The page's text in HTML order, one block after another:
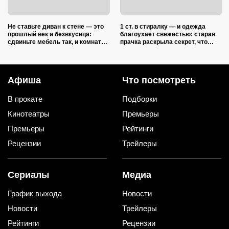
Не ставьте диван к стене — это
прошлый век и безвкусица:
сдвиньте мебель так, и комната
1 ст. в стиралку — и одежда
благоухает свежестью: старая
прачка раскрыла секрет, что
Афиша
В прокате
Кинотеатры
Премьеры
Рецензии
Что посмотреть
Подборки
Премьеры
Рейтинги
Трейлеры
Сериалы
График выхода
Новости
Рейтинги
Медиа
Новости
Трейлеры
Рецензии